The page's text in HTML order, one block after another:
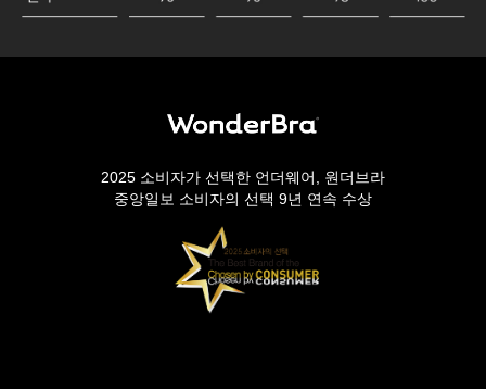
2025 소비자가 선택한 언더웨어, 원더브라
중앙일보 소비자의 선택 9년 연속 수상